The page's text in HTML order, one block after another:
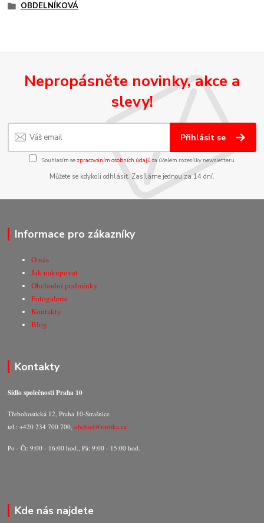
OBDELNÍKOVÁ
Nepropásněte novinky, akce a
slevy!
Přihlásit se
Souhlasím se zpracováním osobních údajůza účelem rozesílky newsletteru.
Můžete se kdykoli odhlásit. Zasíláme jednou za 14 dní.
Informace pro zákazníky
O nás
Jak nakupovat
Obchodní podmínky
Fotogalerie
Kontakty
Blog
Kontakty
Sídlo společnosti Praha 10
Třebohostická 12, Praha 10-Strašnice
tel.: +420 234 700 700,obchod@razitka.cz
Po - Čt: 9:00 - 16:00 hod., Pá: 9:00 - 15:00 hod.
Kde nás najdete